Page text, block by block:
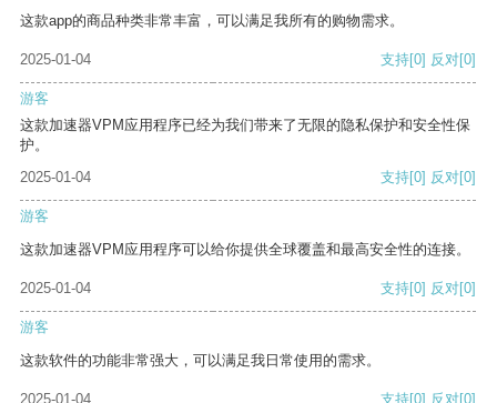
这款app的商品种类非常丰富，可以满足我所有的购物需求。
2025-01-04 支持[0] 反对[0]
游客
这款加速器VPM应用程序已经为我们带来了无限的隐私保护和安全性保
护。
2025-01-04
支持[0] 反对[0]
游客
这款加速器VPM应用程序可以给你提供全球覆盖和最高安全性的连接。
2025-01-04 支持[0] 反对[0]
游客
这款软件的功能非常强大，可以满足我日常使用的需求。
2025-01-04 支持[0] 反对[0]